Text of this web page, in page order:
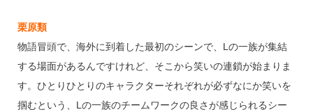
栗原類
物語冒頭で、海外に到着した最初のシーンで、Lの一族が集結
する場面があるんですけれど、そこから笑いの連鎖が始まりま
す。ひとりひとりのキャラクターそれぞれが必ずなにか笑いを
掴むという、Lの一族のチームワークの良さが感じられるシー